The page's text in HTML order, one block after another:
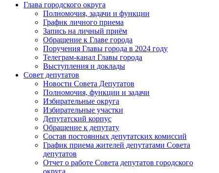
Глава городского округа
Полномочия, задачи и функции
График личного приема
Запись на личный приём
Обращение к Главе города
Поручения Главы города в 2024 году
Телеграм-канал Главы города
Выступления и доклады
Совет депутатов
Новости Совета Депутатов
Полномочия, функции и задачи
Избирательные округа
Избирательные участки
Депутатский корпус
Обращение к депутату
Состав постоянных депутатских комиссий
График приема жителей депутатами Совета
депутатов
Отчет о работе Совета депутатов городского